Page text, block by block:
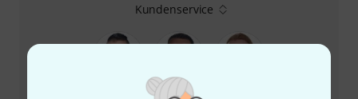
Kundenservice